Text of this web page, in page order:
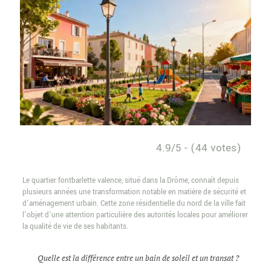
4.9/5 - (44 votes)
Le quartier fontbarlette valence, situé dans la Drôme, connaît depuis
plusieurs années une transformation notable en matière de sécurité et
d’aménagement urbain. Cette zone résidentielle du nord de la ville fait
l’objet d’une attention particulière des autorités locales pour améliorer
la qualité de vie de ses habitants.
Quelle est la différence entre un bain de soleil et un transat ?